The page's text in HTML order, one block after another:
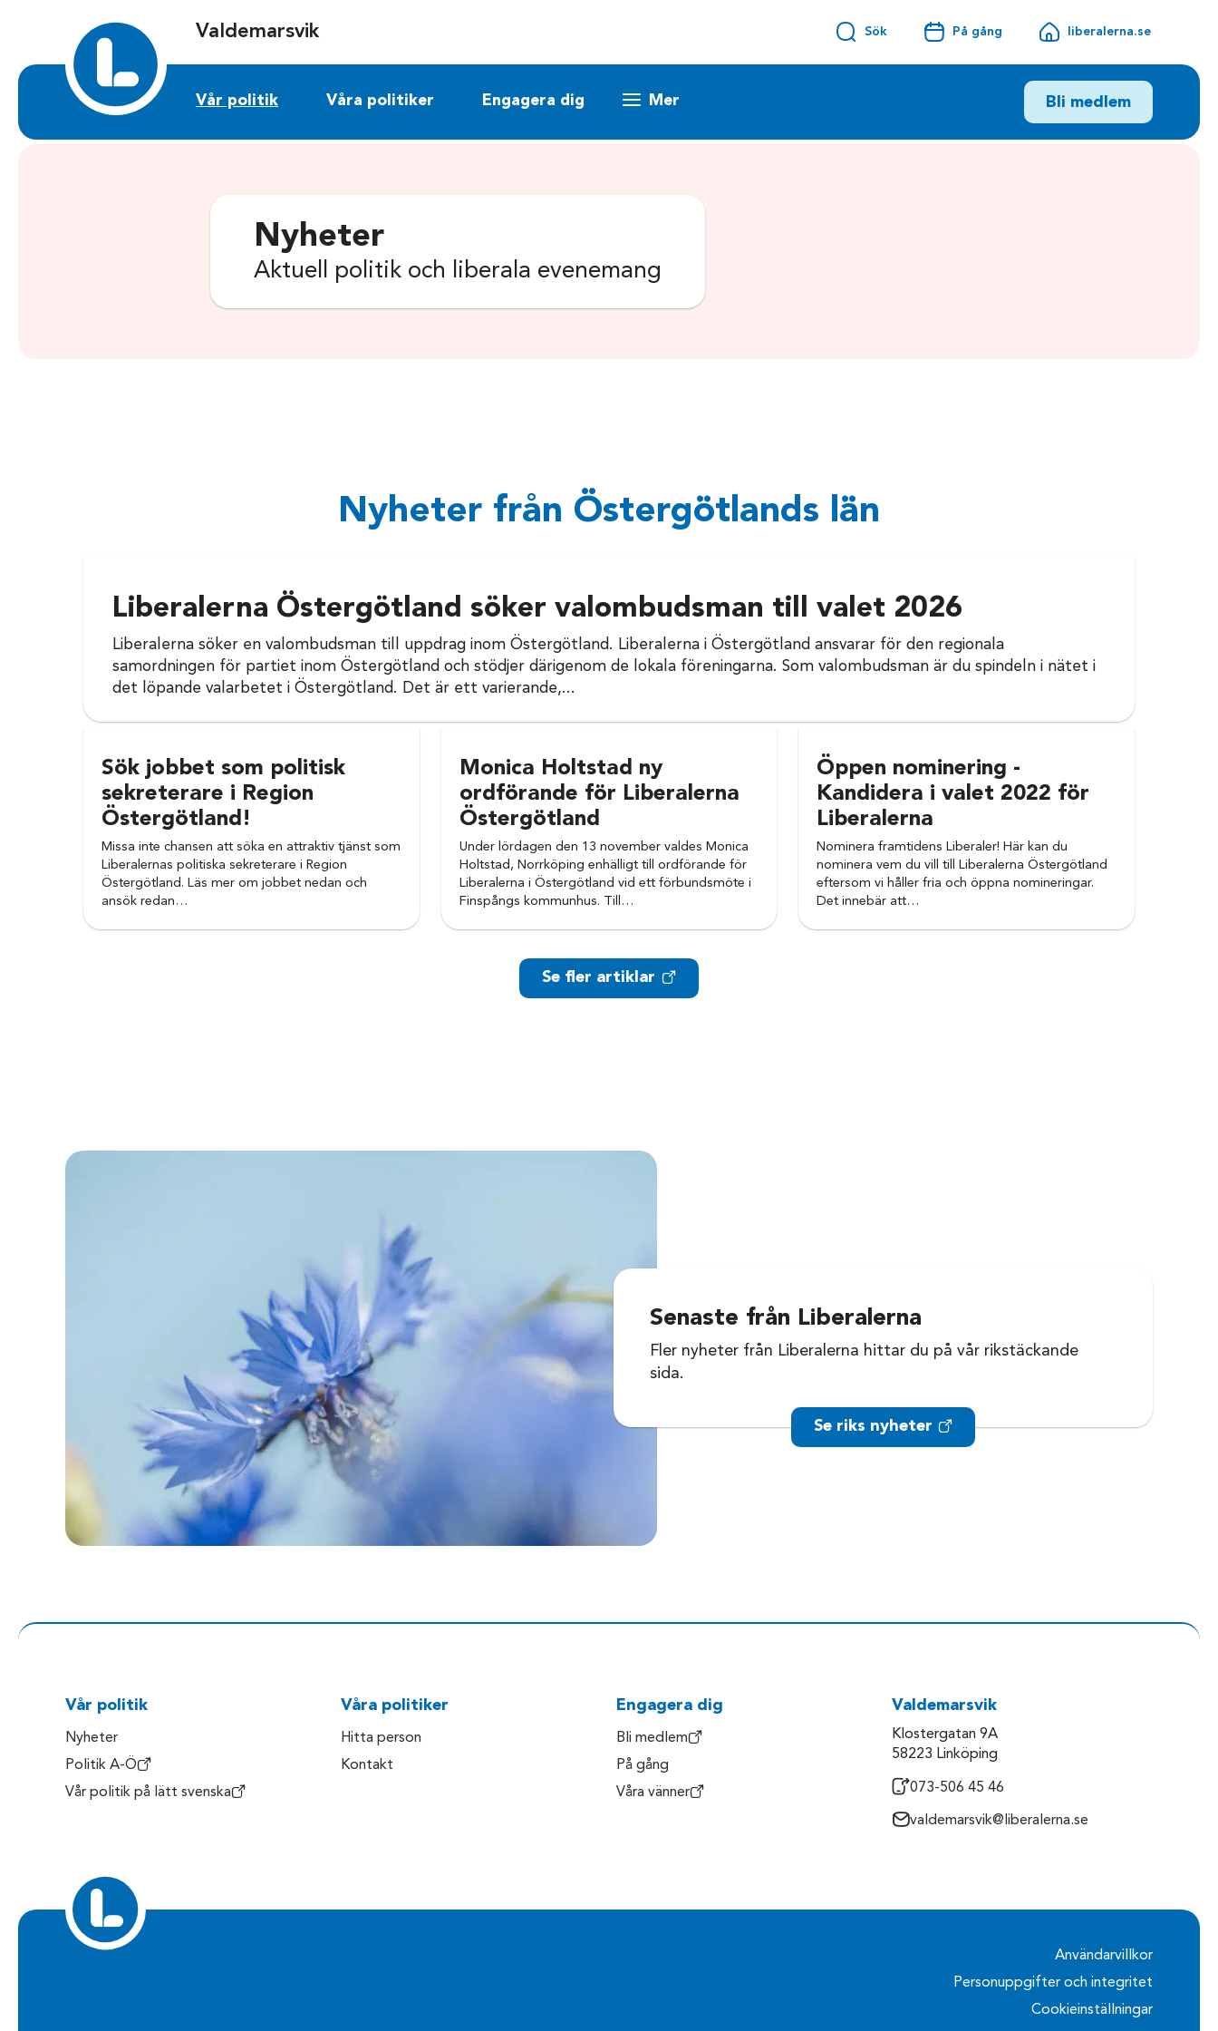
Valdemarsvik Sök På gång liberalerna.se
Vår politik Våra politiker Engagera dig Mer Bli medlem
Nyheter
Aktuell politik och liberala evenemang
Nyheter från Östergötlands län
Liberalerna Östergötland söker valombudsman till valet 2026
Liberalerna söker en valombudsman till uppdrag inom Östergötland. Liberalerna i Östergötland ansvarar för den regionala
samordningen för partiet inom Östergötland och stödjer därigenom de lokala föreningarna. Som valombudsman är du spindeln i nätet i
det löpande valarbetet i Östergötland. Det är ett varierande,...
Sök jobbet som politisk
sekreterare i Region
Östergötland!
Missa inte chansen att söka en attraktiv tjänst som
Liberalernas politiska sekreterare i Region
Östergötland. Läs mer om jobbet nedan och
ansök redan…
Monica Holtstad ny
ordförande för Liberalerna
Östergötland
Under lördagen den 13 november valdes Monica
Holtstad, Norrköping enhälligt till ordförande för
Liberalerna i Östergötland vid ett förbundsmöte i
Finspångs kommunhus. Till…
Öppen nominering -
Kandidera i valet 2022 för
Liberalerna
Nominera framtidens Liberaler! Här kan du
nominera vem du vill till Liberalerna Östergötland
eftersom vi håller fria och öppna nomineringar.
Det innebär att…
Se fler artiklar
Senaste från Liberalerna
Fler nyheter från Liberalerna hittar du på vår rikstäckande
sida.
Se riks nyheter
Vår politik
Nyheter
Politik A-Ö
Vår politik på lätt svenska
Våra politiker
Hitta person
Kontakt
Engagera dig
Bli medlem
På gång
Våra vänner
Valdemarsvik
Klostergatan 9A
58223 Linköping
073-506 45 46
valdemarsvik@liberalerna.se
Användarvillkor
Personuppgifter och integritet
Cookieinställningar